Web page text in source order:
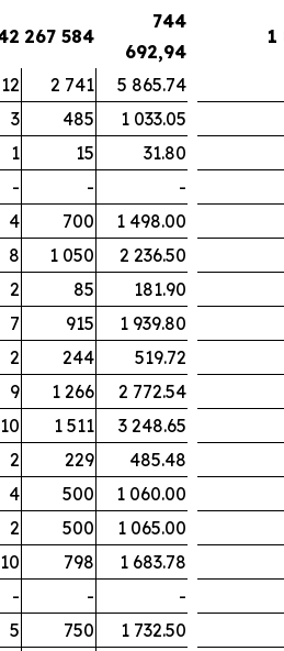
267 584
744
692,94
1
12 2 741 5 865.74
3 485 1 033.05
1 15 31.80
- - -
4 700 1 498.00
8 1 050 2 236.50
2 85 181.90
7 915 1 939.80
2 244 519.72
9 1 266 2 772.54
10 1 511 3 248.65
2 229 485.48
4 500 1 060.00
2 500 1 065.00
10 798 1 683.78
- - -
5 750 1 732.50